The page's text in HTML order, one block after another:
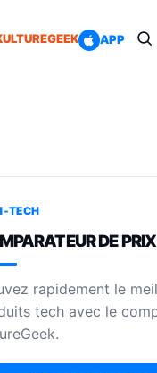
APP
TECH
DE PRIX
rapidement le
tech avec le